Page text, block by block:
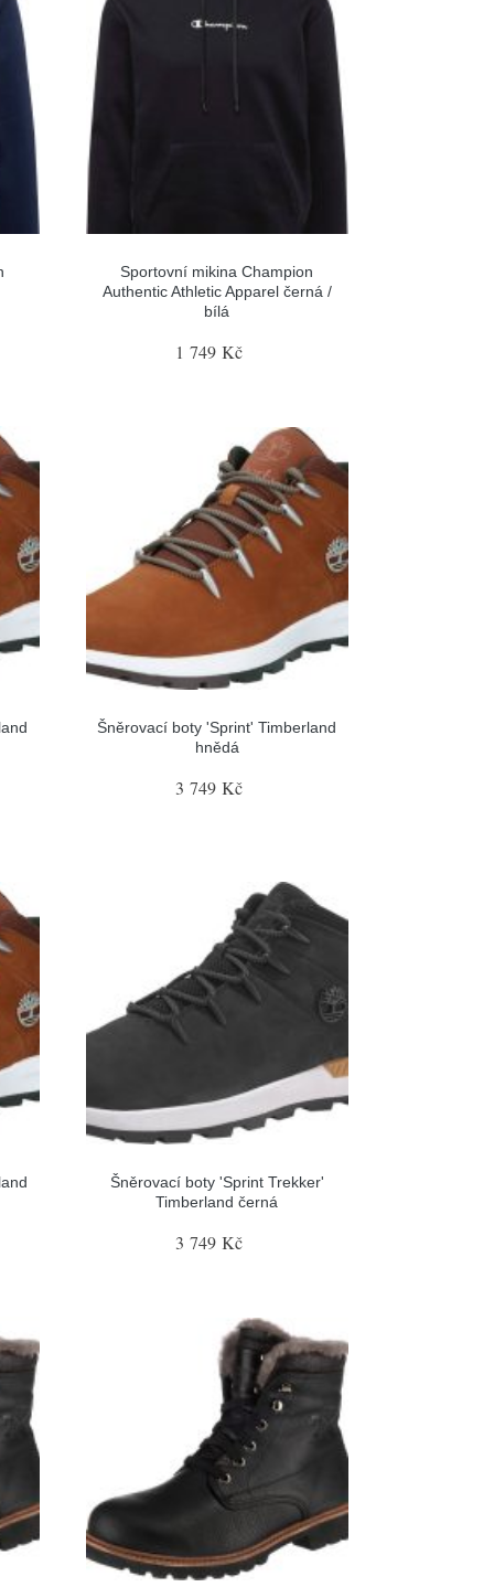
Sportovní mikina Champion
Authentic Athletic Apparel černá /
bílá
1 749 Kč
Šněrovací boty 'Sprint' Timberland
hnědá
3 749 Kč
Šněrovací boty 'Sprint Trekker'
Timberland černá
3 749 Kč